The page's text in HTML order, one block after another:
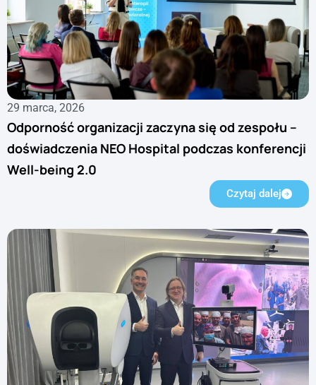
29 marca, 2026
Odporność organizacji zaczyna się od zespołu –
doświadczenia NEO Hospital podczas konferencji
Well-being 2.0
Czytaj dalej